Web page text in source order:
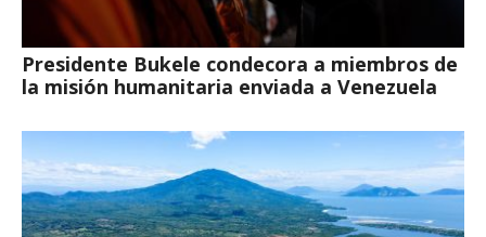
Presidente Bukele condecora a miembros de
la misión humanitaria enviada a Venezuela